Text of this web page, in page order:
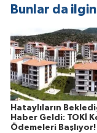
Bunlar da
Hataylıların
Haber Geldi: TOKİ
Ödemeleri Başlıyor!